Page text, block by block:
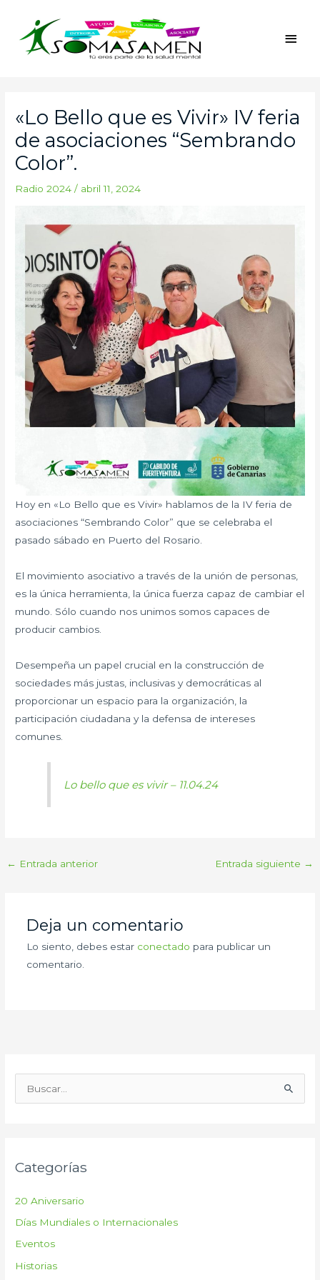
contenido
«Lo Bello que es Vivir» IV feria
de asociaciones “Sembrando
Color”.
Radio 2024 / abril 11, 2024
Hoy en «Lo Bello que es Vivir» hablamos de la IV feria de
asociaciones “Sembrando Color” que se celebraba el
pasado sábado en Puerto del Rosario.
El movimiento asociativo a través de la unión de personas,
es la única herramienta, la única fuerza capaz de cambiar el
mundo. Sólo cuando nos unimos somos capaces de
producir cambios.
Desempeña un papel crucial en la construcción de
sociedades más justas, inclusivas y democráticas al
proporcionar un espacio para la organización, la
participación ciudadana y la defensa de intereses
comunes.
Lo bello que es vivir – 11.04.24
entradas
← Entrada anterior Entrada siguiente →
Deja un comentario
Lo siento, debes estar conectado para publicar un
comentario.
a
p
o
r
:
Categorías
20 Aniversario
Días Mundiales o Internacionales
Eventos
Historias